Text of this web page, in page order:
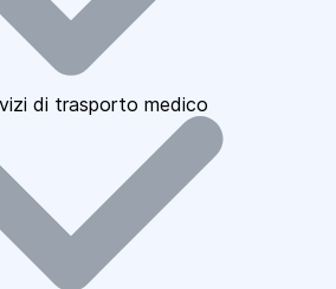
di trasporto medico